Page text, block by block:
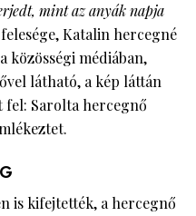
mint az anyák napja
Katalin hercegné
közösségi médiában,
látható, a kép láttán
fel: Sarolta hercegnő
is kifejtették, a hercegnő